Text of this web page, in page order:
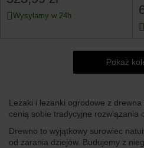
Wysyłamy w 24h
Pokaż
Leżaki i leżanki ogrodowe z
cenią sobie tradycyjne rozwiązania
Drewno to wyjątkowy surowiec
od zarania dziejów. Budujemy z